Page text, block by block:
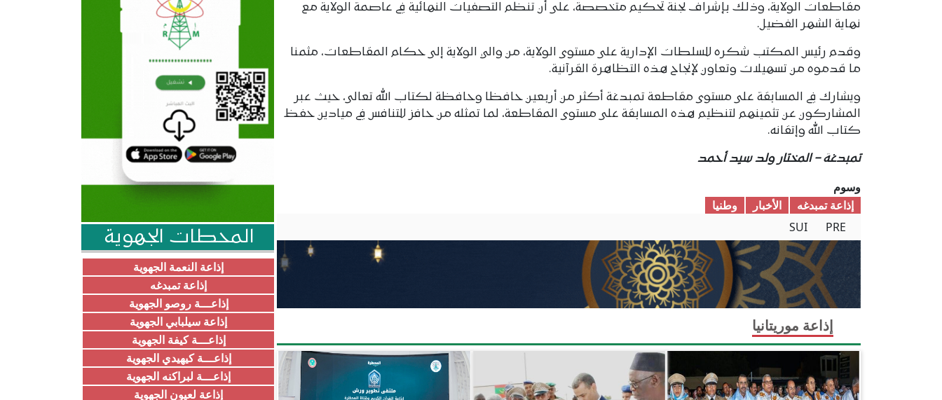
مقاطعات الولاية، وذلك بإشراف لجنة تحكيم متخصصة، على أن تنظم التصفيات النهائية في عاصمة الولاية مع
نهاية الشهر الفضيل.
وقدم رئيس المكتب شكره للسلطات الإدارية على مستوى الولاية، من والي الولاية إلى حكام المقاطعات، مثمنا
ما قدموه من تسهيلات وتعاون لإنجاح هذه التظاهرة القرآنية.
ويشارك في المسابقة على مستوى مقاطعة تمبدغة أكثر من أربعين حافظا وحافظة لكتاب الله تعالى، حيث عبر
المشاركون عن تثمينهم لتنظيم هذه المسابقة على مستوى المقاطعة، لما تمثله من حافز للتنافس في ميادين حفظ
كتاب الله وإتقانه.
تمبدغة – المختار ولد سيد أحمد
وسوم
إذاعة تمبدغه
الأخبار
وطنیا
PRE
SUI
إذاعة موريتانيا
المحطات الجهوية
إذاعة النعمة الجهوية
إذاعة تمبدغه
إذاعـــة روصو الجهوية
إذاعة سيلبابي الجهوية
إذاعـــة كيفة الجهوية
إذاعـــة كيهيدي الجهوية
إذاعـــة لبراكنه الجهوية
إذاعة لعيون الجهوية